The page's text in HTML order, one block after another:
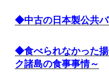
◆中古の日本製公共
◆食べられなかった
ク諸島の食事事情～